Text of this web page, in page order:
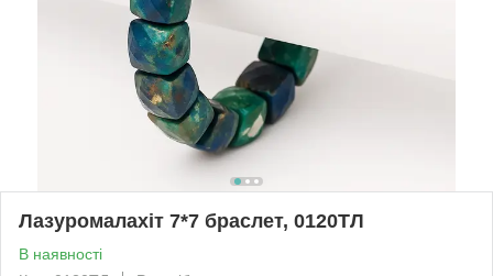
Лазуромалахіт 7*7 браслет, 0120ТЛ
В наявності